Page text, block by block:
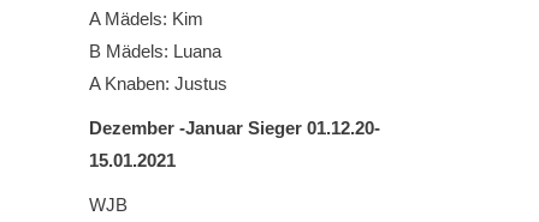
A Mädels: Kim
B Mädels: Luana
A Knaben: Justus
Dezember -Januar Sieger 01.12.20-
15.01.2021
WJB